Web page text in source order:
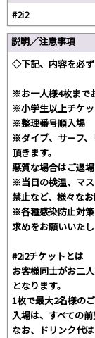
#2i2
説明／注意事項
◇下記、内容を必ず
※お一人様4枚まで
※小学生以上チケ
※整理番号順入場
※ダイブ、サーフ
頂きます。
悪質な場合はご退
※当日の検温、マ
禁止など、様々な
※各種感染防止対
求めをお願いいたし
#2i2チケットとは
お客様同士がお二
となります。
1枚で最大2名様の
入場は、すべての
なお、ドリンク代